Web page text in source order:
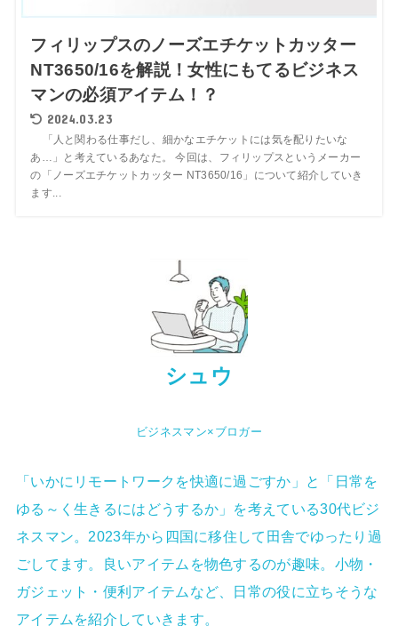
フィリップスのノーズエチケットカッター
NT3650/16を解説！女性にもてるビジネス
マンの必須アイテム！？
2024.03.23
「人と関わる仕事だし、細かなエチケットには気を配りたいな
あ…」と考えているあなた。 今回は、フィリップスというメーカー
の「ノーズエチケットカッター NT3650/16」について紹介していき
ます...
シュウ
ビジネスマン×ブロガー
「いかにリモートワークを快適に過ごすか」と「日常を
ゆる～く生きるにはどうするか」を考えている30代ビジ
ネスマン。2023年から四国に移住して田舎でゆったり過
ごしてます。良いアイテムを物色するのが趣味。小物・
ガジェット・便利アイテムなど、日常の役に立ちそうな
アイテムを紹介していきます。